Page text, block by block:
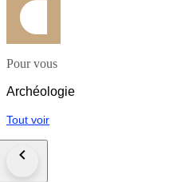
Pour vous
Archéologie
Tout voir